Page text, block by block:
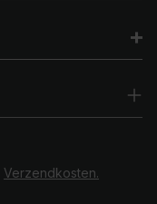
Verzendkosten.